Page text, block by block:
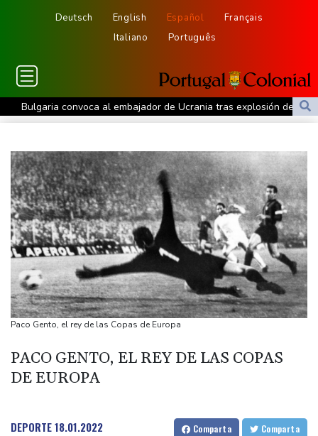
Deutsch English Español
Français
Italiano
Português
Bulgaria convoca al embajador de Ucrania tras explosión de un
dron en su territorio
del ídolo mundial
Una niña herida muere y eleva a ocho los fallecidos por el
tiroteo en escuela tailandesa
París obliga a usuarios de patinetas eléctricas a llevar casco
ante aumento de lesiones
Muere el padre de Lionel Messi a los 68 años
Apple y OpenAI escalan su batalla legal por robo de secretos
comerciales
Ucrania se despide de un voluntario que dedicó su vida a
Canadá trata de adaptarse a un futuro de incendios forestales
Ucrania despide a un voluntario que dedicó su vida a rescatar a
Un dron entra en Bulgaria y estalla cerca de un gasoducto en la
Paco Gento, el rey de las Copas de Europa
PACO GENTO, EL REY DE LAS COPAS
DE EUROPA
DEPORTE18.01.2022 Comparta Comparta